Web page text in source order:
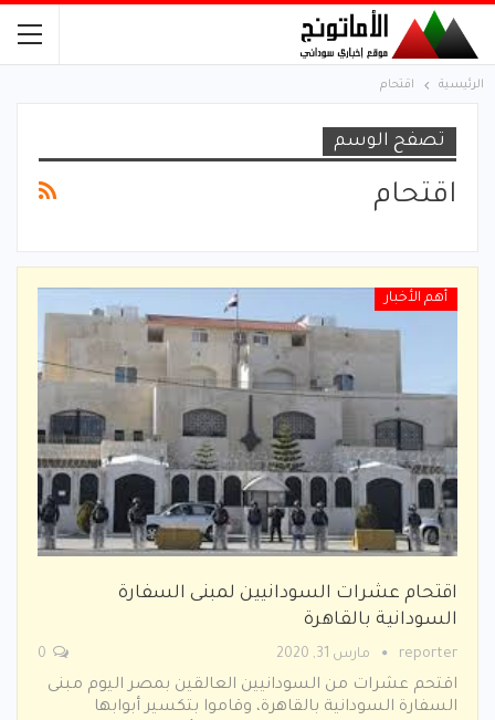
الرئيسية اقتحام
تصفح الوسم
اقتحام
أهم الأخبار
اقتحام عشرات السودانيين لمبنى السفارة
السودانية بالقاهرة
reporter مارس 31, 2020
اقتحم عشرات من السودانيين العالقين بمصر اليوم مبنى
السفارة السودانية بالقاهرة، وقاموا بتكسير أبوابها